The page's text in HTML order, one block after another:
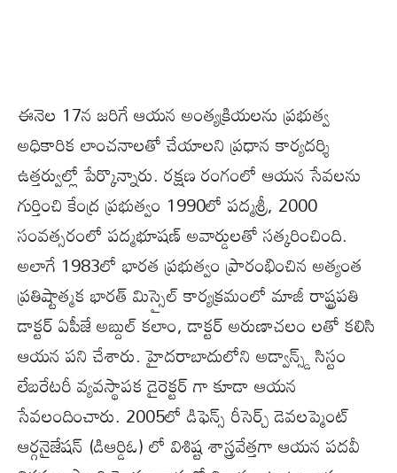
ఈనెల 17న జరిగే ఆయన అంత్యక్రియలను ప్రభుత్వ
అధికారిక లాంచనాలతో చేయాలని ప్రధాన కార్యదర్శి
ఉత్తర్వుల్లో పేర్కొన్నారు. రక్షణ రంగంలో ఆయన సేవలను
గుర్తించి కేంద్ర ప్రభుత్వం 1990లో పద్మశ్రీ, 2000
సంవత్సరంలో పద్మభూషణ్ అవార్డులతో సత్కరించింది.
అలాగే 1983లో భారత ప్రభుత్వం ప్రారంభించిన అత్యంత
ప్రతిష్టాత్మక భారత్ మిస్సైల్ కార్యక్రమంలో మాజీ రాష్ట్రపతి
డాక్టర్ ఏపీజే అబ్దుల్ కలాం, డాక్టర్ అరుణాచలం లతో కలిసి
ఆయన పని చేశారు. హైదరాబాదులోని అడ్వాన్స్డ్ సిస్టం
లేబరేటరీ వ్యవస్థాపక డైరెక్టర్ గా కూడా ఆయన
సేవలందించారు. 2005లో డిఫెన్స్ రీసెర్చ్ డెవలప్మెంట్
ఆర్గనైజేషన్ (డిఆర్డిఓ) లో విశిష్ట శాస్త్రవేత్తగా ఆయన పదవీ